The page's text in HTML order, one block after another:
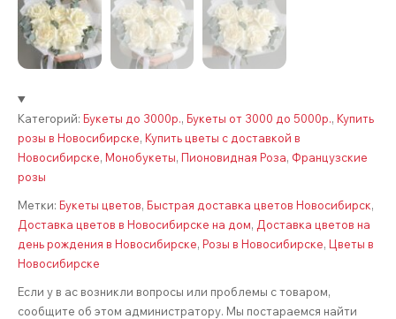
Категорий: Букеты до 3000р., Букеты от 3000 до 5000р., Купить
розы в Новосибирске, Купить цветы с доставкой в
Новосибирске, Монобукеты, Пионовидная Роза, Французские
розы
Метки: Букеты цветов, Быстрая доставка цветов Новосибирск,
Доставка цветов в Новосибирске на дом, Доставка цветов на
день рождения в Новосибирске, Розы в Новосибирске, Цветы в
Новосибирске
Если у в ас возникли вопросы или проблемы с товаром,
сообщите об этом администратору. Мы постараемся найти